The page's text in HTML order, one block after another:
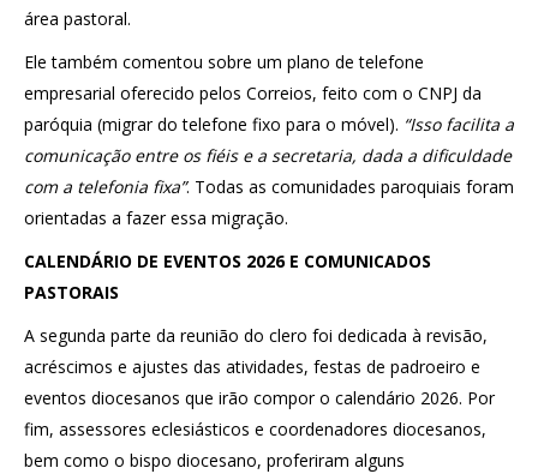
área pastoral.
Ele também comentou sobre um plano de telefone
empresarial oferecido pelos Correios, feito com o CNPJ da
paróquia (migrar do telefone fixo para o móvel). “Isso facilita a
comunicação entre os fiéis e a secretaria, dada a dificuldade
com a telefonia fixa”. Todas as comunidades paroquiais foram
orientadas a fazer essa migração.
CALENDÁRIO DE EVENTOS 2026 E COMUNICADOS
PASTORAIS
A segunda parte da reunião do clero foi dedicada à revisão,
acréscimos e ajustes das atividades, festas de padroeiro e
eventos diocesanos que irão compor o calendário 2026. Por
fim, assessores eclesiásticos e coordenadores diocesanos,
bem como o bispo diocesano, proferiram alguns